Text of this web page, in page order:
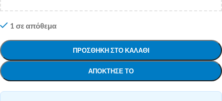
1 σε απόθεμα
ΠΡΟΣΘΉΚΗ ΣΤΟ ΚΑΛΆΘΙ
ΑΠΌΚΤΗΣΕ ΤΟ